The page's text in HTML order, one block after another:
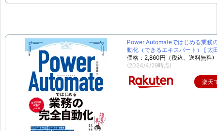
Power Automateではじめる業務
動化（できるエキスパート） [ 太
価格：2,860円（税込、送料無料)
(2024/4/29時点)
楽天